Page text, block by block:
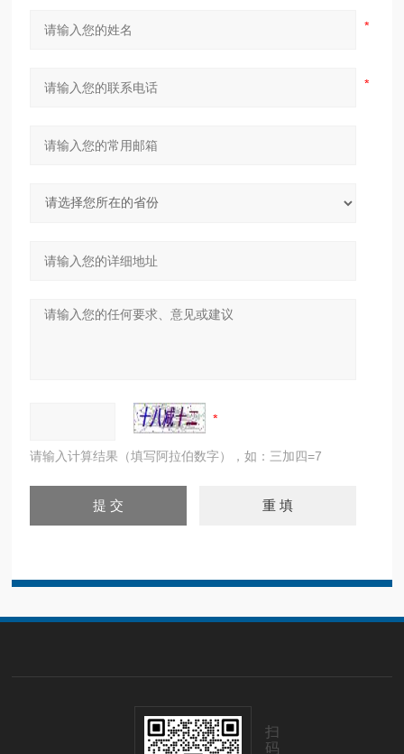
请输入计算结果（填写阿拉伯数字），如：三加四=7
扫
码